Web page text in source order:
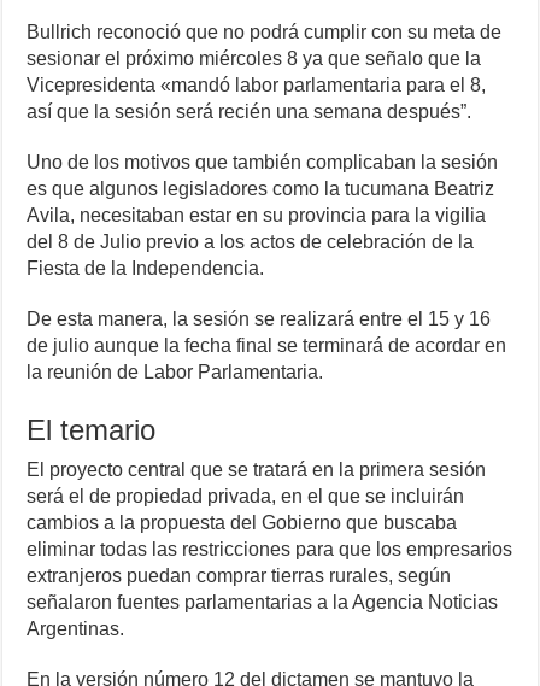
Bullrich reconoció que no podrá cumplir con su meta de
sesionar el próximo miércoles 8 ya que señalo que la
Vicepresidenta «mandó labor parlamentaria para el 8,
así que la sesión será recién una semana después”.
Uno de los motivos que también complicaban la sesión
es que algunos legisladores como la tucumana Beatriz
Avila, necesitaban estar en su provincia para la vigilia
del 8 de Julio previo a los actos de celebración de la
Fiesta de la Independencia.
De esta manera, la sesión se realizará entre el 15 y 16
de julio aunque la fecha final se terminará de acordar en
la reunión de Labor Parlamentaria.
El temario
El proyecto central que se tratará en la primera sesión
será el de propiedad privada, en el que se incluirán
cambios a la propuesta del Gobierno que buscaba
eliminar todas las restricciones para que los empresarios
extranjeros puedan comprar tierras rurales, según
señalaron fuentes parlamentarias a la Agencia Noticias
Argentinas.
En la versión número 12 del dictamen se mantuvo la